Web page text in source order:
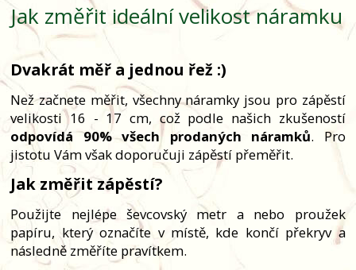
Jak změřit ideální velikost náramku
Dvakrát měř a jednou řež :)
Než začnete měřit, všechny náramky jsou pro zápěstí
velikosti 16 - 17 cm, což podle našich zkušeností
odpovídá 90% všech prodaných náramků. Pro
jistotu Vám však doporučuji zápěstí přeměřit.
Jak změřit zápěstí?
Použijte nejlépe ševcovský metr a nebo proužek
papíru, který označíte v místě, kde končí překryv a
následně změříte pravítkem.